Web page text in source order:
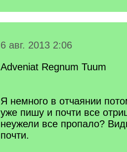
6 авг. 2013 2:06
Adveniat Regnum Tuum
Я немного в отчаянии
уже пишу и почти все
неужели все пропало?
почти.